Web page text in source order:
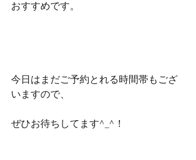
おすすめです。
今日はまだご予約とれる時間帯もござ
いますので、
ぜひお待ちしてます^_^！